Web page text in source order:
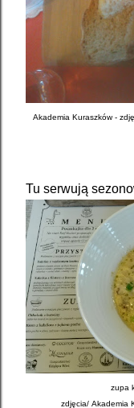
Akademia Kuraszków -
Tu serwują
zupa
zdjęcia/ Akademia